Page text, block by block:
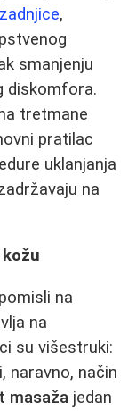
,
smanjenju
diskomfora.
tretmane
pratilac
uklanjanja
na
na
na
su višestruki:
naravno, način
masaža jedan